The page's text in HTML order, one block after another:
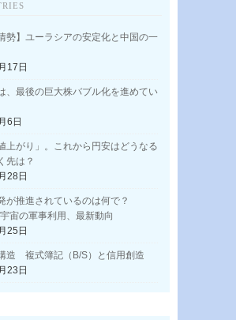
勢】ユーラシアの安定化と中国の一
17日
、最後の巨大株バブル化を進めてい
6日
上がり」。これから円安はどうなる
先は？
28日
が推進されているのは何で？
宙の軍事利用、最新動向
25日
造 複式簿記（B/S）と信用創造
23日